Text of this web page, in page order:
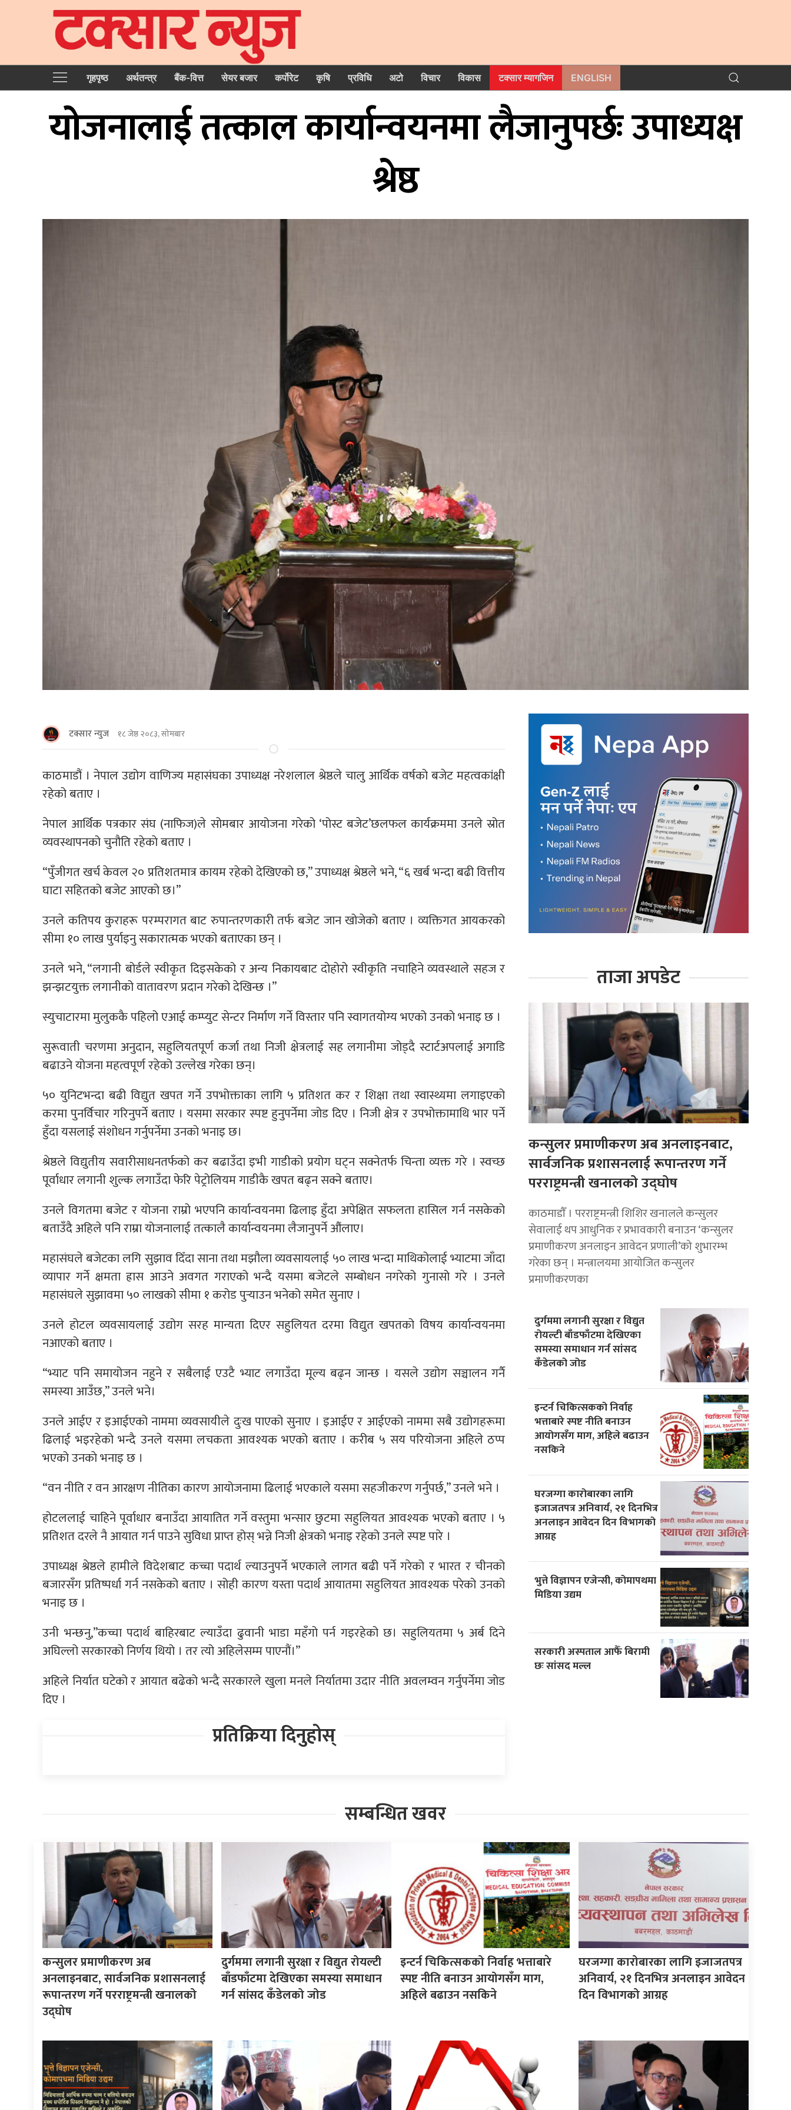
गृहपृष्‍ठ अर्थतन्त्र बैंक-वित्त सेयर बजार कर्पोरेट कृषि प्रविधि अटो विचार विकास टक्सार म्यागजिन ENGLISH
योजनालाई तत्काल कार्यान्वयनमा लैजानुपर्छः उपाध्यक्ष
श्रेष्ठ
टक्सार न्युज १८ जेष्ठ २०८३, सोमबार
काठमाडौं । नेपाल उद्योग वाणिज्य महासंघका उपाध्यक्ष नरेशलाल श्रेष्ठले चालु आर्थिक वर्षको बजेट महत्वकांक्षी
रहेको बताए ।
नेपाल आर्थिक पत्रकार संघ (नाफिज)ले सोमबार आयोजना गरेको ‘पोस्ट बजेट’छलफल कार्यक्रममा उनले स्रोत
व्यवस्थापनको चुनौति रहेकाे बताए ।
“पुँजीगत खर्च केवल २० प्रतिशतमात्र कायम रहेको देखिएको छ,” उपाध्यक्ष श्रेष्ठले भने, “६ खर्ब भन्दा बढी वित्तीय
घाटा सहितको बजेट आएको छ।”
उनले कतिपय कुराहरू परम्परागत बाट रुपान्तरणकारी तर्फ बजेट जान खोजेको बताए । व्यक्तिगत आयकरको
सीमा १० लाख पुर्याइनु सकारात्मक भएको बताएका छन् ।
उनले भने, “लगानी बोर्डले स्वीकृत दिइसकेको र अन्य निकायबाट दोहोरो स्वीकृति नचाहिने व्यवस्थाले सहज र
झन्झटयुक्त लगानीको वातावरण प्रदान गरेको देखिन्छ ।”
स्युचाटारमा मुलुककै पहिलो एआई कम्प्युट सेन्टर निर्माण गर्ने विस्तार पनि स्वागतयोग्य भएको उनकाे भनाइ छ ।
सुरूवाती चरणमा अनुदान, सहुलियतपूर्ण कर्जा तथा निजी क्षेत्रलाई सह लगानीमा जोड्दै स्टार्टअपलाई अगाडि
बढाउने योजना महत्वपूर्ण रहेको उल्लेख गरेका छन्।
५० युनिटभन्दा बढी विद्युत खपत गर्ने उपभोक्ताका लागि ५ प्रतिशत कर र शिक्षा तथा स्वास्थ्यमा लगाइएको
करमा पुनर्विचार गरिनुपर्ने बताए । यसमा सरकार स्पष्ट हुनुपर्नेमा जोड दिए । निजी क्षेत्र र उपभोक्तामाथि भार पर्ने
हुँदा यसलाई संशोधन गर्नुपर्नेमा उनको भनाइ छ।
श्रेष्ठले विद्युतीय सवारीसाधनतर्फको कर बढाउँदा इभी गाडीको प्रयोग घट्न सक्नेतर्फ चिन्ता व्यक्त गरे । स्वच्छ
पूर्वाधार लगानी शुल्क लगाउँदा फेरि पेट्रोलियम गाडीकै खपत बढ्न सक्ने बताए।
उनले विगतमा बजेट र योजना राम्रो भएपनि कार्यान्वयनमा ढिलाइ हुँदा अपेक्षित सफलता हासिल गर्न नसकेको
बताउँदै अहिले पनि राम्रा योजनालाई तत्कालै कार्यान्वयनमा लैजानुपर्ने औंलाए।
महासंघले बजेटका लगि सुझाव दिँदा साना तथा मझौला व्यवसायलाई ५० लाख भन्दा माथिकोलाई भ्याटमा जाँदा
व्यापार गर्ने क्षमता ह्रास आउने अवगत गराएको भन्दै यसमा बजेटले सम्बोधन नगरेको गुनासो गरे । उनले
महासंघले सुझावमा ५० लाखको सीमा १ करोड पुर्‍याउन भनेको समेत सुनाए ।
उनले होटल व्यवसायलाई उद्योग सरह मान्यता दिएर सहुलियत दरमा विद्युत खपतको विषय कार्यान्वयनमा
नआएको बताए ।
“भ्याट पनि समायोजन नहुने र सबैलाई एउटै भ्याट लगाउँदा मूल्य बढ्न जान्छ । यसले उद्योग सञ्चालन गर्नै
समस्या आउँछ,” उनले भने।
उनले आईए र इआईएको नाममा व्यवसायीले दुःख पाएको सुनाए । इआईए र आईएको नाममा सबै उद्योगहरूमा
ढिलाई भइरहेको भन्दै उनले यसमा लचकता आवश्यक भएको बताए । करीब ५ सय परियोजना अहिले ठप्प
भएको उनकाे भनाइ छ ।
“वन नीति र वन आरक्षण नीतिका कारण आयोजनामा ढिलाई भएकाले यसमा सहजीकरण गर्नुपर्छ,” उनले भने ।
होटललाई चाहिने पूर्वाधार बनाउँदा आयातित गर्ने वस्तुमा भन्सार छुटमा सहुलियत आवश्यक भएको बताए । ५
प्रतिशत दरले नै आयात गर्न पाउने सुविधा प्राप्त होस् भन्ने निजी क्षेत्रको भनाइ रहेको उनले स्पष्ट पारे ।
उपाध्यक्ष श्रेष्ठले हामीले विदेशबाट कच्चा पदार्थ ल्याउनुपर्ने भएकाले लागत बढी पर्ने गरेको र भारत र चीनको
बजारसँग प्रतिष्पर्धा गर्न नसकेको बताए । सोही कारण यस्ता पदार्थ आयातमा सहुलियत आवश्यक परेको उनको
भनाइ छ ।
उनी भन्छनु,”कच्चा पदार्थ बाहिरबाट ल्याउँदा ढुवानी भाडा महँगो पर्न गइरहेको छ। सहुलियतमा ५ अर्ब दिने
अघिल्लो सरकारको निर्णय थियो । तर त्यो अहिलेसम्म पाएनौं।”
अहिले निर्यात घटेको र आयात बढेको भन्दै सरकारले खुला मनले निर्यातमा उदार नीति अवलम्वन गर्नुपर्नेमा जोड
दिए ।
प्रतिक्रिया दिनुहोस्
ताजा अपडेट
कन्सुलर प्रमाणीकरण अब अनलाइनबाट,
सार्वजनिक प्रशासनलाई रूपान्तरण गर्ने
परराष्ट्रमन्त्री खनालको उद्घोष
काठमाडाैँ । परराष्ट्रमन्त्री शिशिर खनालले कन्सुलर
सेवालाई थप आधुनिक र प्रभावकारी बनाउन ‘कन्सुलर
प्रमाणीकरण अनलाइन आवेदन प्रणाली’को शुभारम्भ
गरेका छन् । मन्त्रालयमा आयोजित कन्सुलर
प्रमाणीकरणका
दुर्गममा लगानी सुरक्षा र विद्युत
रोयल्टी बाँडफाँटमा देखिएका
समस्या समाधान गर्न सांसद
कँडेलको जोड
इन्टर्न चिकित्सकको निर्वाह
भत्ताबारे स्पष्ट नीति बनाउन
आयोगसँग माग, अहिले बढाउन
नसकिने
घरजग्गा कारोबारका लागि
इजाजतपत्र अनिवार्य, २१ दिनभित्र
अनलाइन आवेदन दिन विभागको
आग्रह
भुत्ते विज्ञापन एजेन्सी, कोमापथमा
मिडिया उद्यम
सरकारी अस्पताल आफैँ बिरामी
छः सांसद मल्ल
सम्बन्धित खवर
कन्सुलर प्रमाणीकरण अब
अनलाइनबाट, सार्वजनिक प्रशासनलाई
रूपान्तरण गर्ने परराष्ट्रमन्त्री खनालको
उद्घोष
दुर्गममा लगानी सुरक्षा र विद्युत रोयल्टी
बाँडफाँटमा देखिएका समस्या समाधान
गर्न सांसद कँडेलको जोड
इन्टर्न चिकित्सकको निर्वाह भत्ताबारे
स्पष्ट नीति बनाउन आयोगसँग माग,
अहिले बढाउन नसकिने
घरजग्गा कारोबारका लागि इजाजतपत्र
अनिवार्य, २१ दिनभित्र अनलाइन आवेदन
दिन विभागको आग्रह